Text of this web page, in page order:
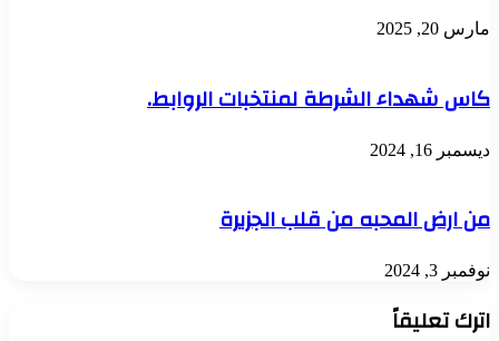
مارس 20, 2025
كاس شهداء الشرطة لمنتخبات الروابط.
ديسمبر 16, 2024
من ارض المحبه من قلب الجزيرة
نوفمبر 3, 2024
اترك تعليقاً